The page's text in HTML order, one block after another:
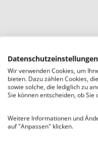
Sie bezahlen für die
keine
keine
keine
Datenschutzeinstellungen
Wir verwenden Cookies, um
bieten. Dazu zählen Cookies,
sowie solche, die lediglich zu
Sie können entscheiden, ob Sie
Weitere Informationen und
auf "Anpassen" klicken.